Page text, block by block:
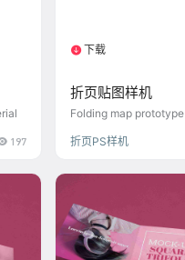
197
下载
折页贴图样机
Folding map prototype
折页PS样机